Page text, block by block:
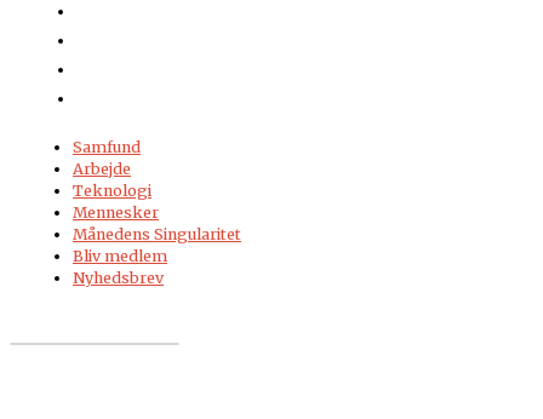
Samfund
Arbejde
Teknologi
Mennesker
Månedens Singularitet
Bliv medlem
Nyhedsbrev